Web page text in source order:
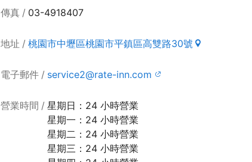
傳真 03-4918407
地址 桃園市中壢區桃園市平鎮區高雙路30號
電子郵件 service2@rate-inn.com
營業時間
星期日：24 小時營業
星期一：24 小時營業
星期二：24 小時營業
星期三：24 小時營業